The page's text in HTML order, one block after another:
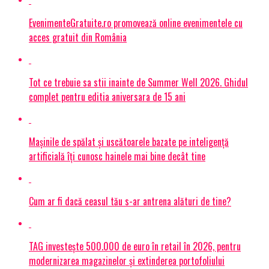
EvenimenteGratuite.ro promovează online evenimentele cu
acces gratuit din România
Tot ce trebuie sa stii inainte de Summer Well 2026. Ghidul
complet pentru editia aniversara de 15 ani
Mașinile de spălat și uscătoarele bazate pe inteligență
artificială îți cunosc hainele mai bine decât tine
Cum ar fi dacă ceasul tău s-ar antrena alături de tine?
TAG investește 500.000 de euro în retail în 2026, pentru
modernizarea magazinelor și extinderea portofoliului